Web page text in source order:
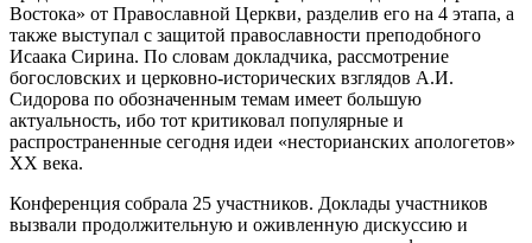
Востока» от Православной Церкви, разделив его на 4 этапа, а
также выступал с защитой православности преподобного
Исаака Сирина. По словам докладчика, рассмотрение
богословских и церковно-исторических взглядов А.И.
Сидорова по обозначенным темам имеет большую
актуальность, ибо тот критиковал популярные и
распространенные сегодня идеи «несторианских апологетов»
XX века.
Конференция собрала 25 участников. Доклады участников
вызвали продолжительную и оживленную дискуссию и